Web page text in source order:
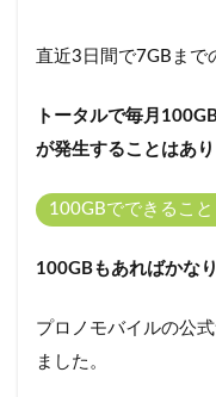
ノ
イ
ル
Fiで
お
な
タ
ネ
直近3日間で7GBまで
トータルで毎月
が発生することはあり
100GBでできること
100GBもあればかな
プロノモバイルの公
ました。